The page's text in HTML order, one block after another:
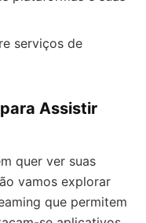
serviços de
Assistir
quer ver suas
vamos explorar
que permitem